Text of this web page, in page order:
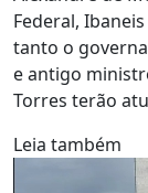
Federal,
tanto o
e antigo
Torres terão
Leia também